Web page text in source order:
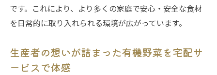
です。これにより、より多くの家庭で安心・安全な食材
を日常的に取り入れられる環境が広がっています。
生産者の想いが詰まった有機野菜を宅配サ
ービスで体感